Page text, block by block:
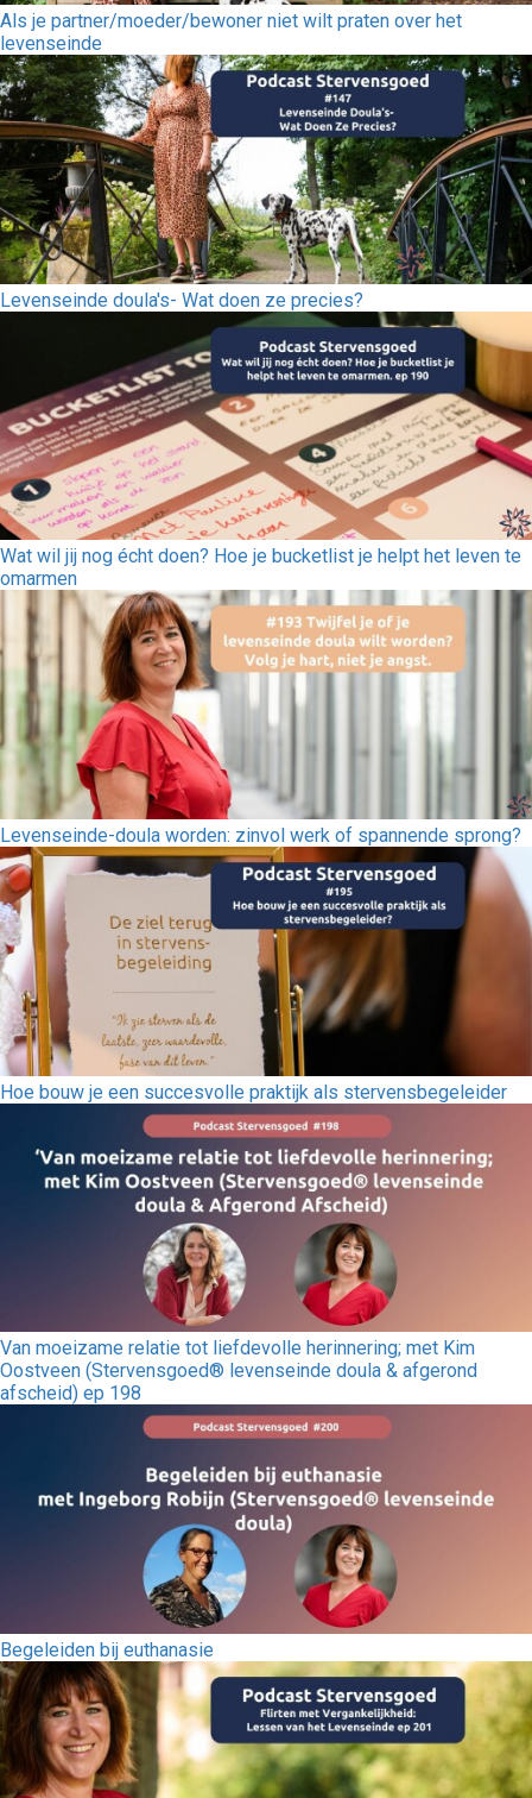
Als je partner/moeder/bewoner niet wilt praten over het
levenseinde
Levenseinde doula's- Wat doen ze precies?
Wat wil jij nog écht doen? Hoe je bucketlist je helpt het leven te
omarmen
Levenseinde-doula worden: zinvol werk of spannende sprong?
Hoe bouw je een succesvolle praktijk als stervensbegeleider
Van moeizame relatie tot liefdevolle herinnering; met Kim
Oostveen (Stervensgoed® levenseinde doula & afgerond
afscheid) ep 198
Begeleiden bij euthanasie